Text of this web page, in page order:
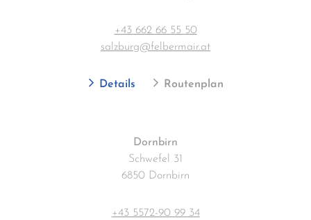
+43 662 66 55 50
salzburg@felbermair.at
Details Routenplan
Dornbirn
Schwefel 31
6850 Dornbirn
+43 5572-90 99 34